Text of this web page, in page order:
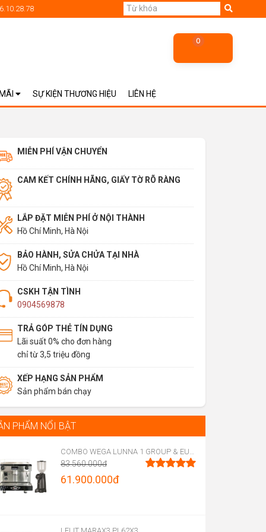
SỰ KIỆN THƯƠNG HIỆU LIÊN HỆ
MIỄN PHÍ VẬN CHUYỂN
CAM KẾT CHÍNH HÃNG, GIẤY TỜ RÕ RÀNG
LẮP ĐẶT MIỄN PHÍ Ở NỘI THÀNH
Hồ Chí Minh, Hà Nội
BẢO HÀNH, SỬA CHỬA TẠI NHÀ
Hồ Chí Minh, Hà Nội
CSKH TẬN TÌNH
0904569878
TRẢ GÓP THẺ TÍN DỤNG
Lãi suất 0% cho đơn hàng
chỉ từ 3,5 triệu đồng
XẾP HẠNG SẢN PHẨM
Sản phẩm bán chạy
PHẨM NỔI BẬT
83.560.000đ
Original
61.900.000đ
0